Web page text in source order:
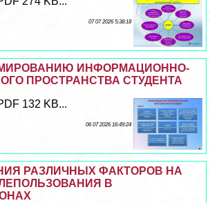
07 07 2026 5:38:18
ИНФОРМАЦИОННО-
ПРОСТРАНСТВА СТУДЕНТА
132 KB...
06 07 2026 16:49:24
РАЗЛИЧНЫХ ФАКТОРОВ НА
В